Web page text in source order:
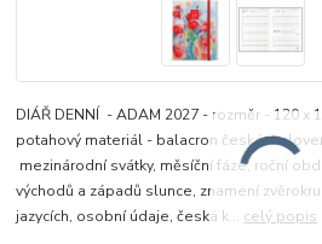
DIÁŘ DENNÍ - ADAM 2027 - rozměr - 120 x
potahový materiál - balacron české a
mezinárodní svátky, měsíční fáze, roční
východů a západů slunce, znamení
jazycích, osobní údaje, česká k... celý popis